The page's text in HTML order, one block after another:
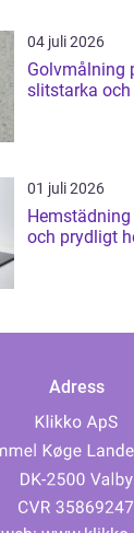
04 juli 2026
Golvmålning
slitstarka
01 juli 2026
och prydligt
Adress